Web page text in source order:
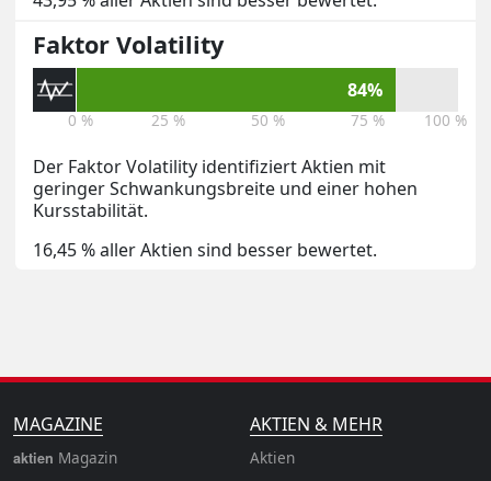
Faktor Volatility
84%
0 % 25 % 50 % 75 % 100 %
Der Faktor Volatility identifiziert Aktien mit
geringer Schwankungsbreite und einer hohen
Kursstabilität.
16,45 % aller Aktien sind besser bewertet.
MAGAZINE
aktien Magazin
AKTIEN & MEHR
Aktien